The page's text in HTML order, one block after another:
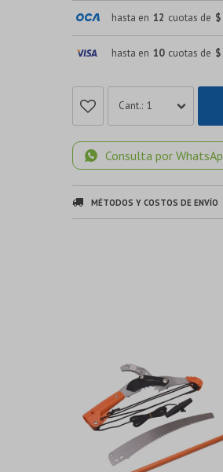
hasta en 12 cuotas de
hasta en 10 cuotas de
1
Consulta por
MÉTODOS Y COSTOS DE ENVÍO